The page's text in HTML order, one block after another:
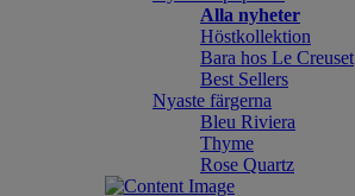
Alla nyheter
Höstkollektion
Bara hos Le Creuset
Best Sellers
Nyaste färgerna
Bleu Riviera
Thyme
Rose Quartz